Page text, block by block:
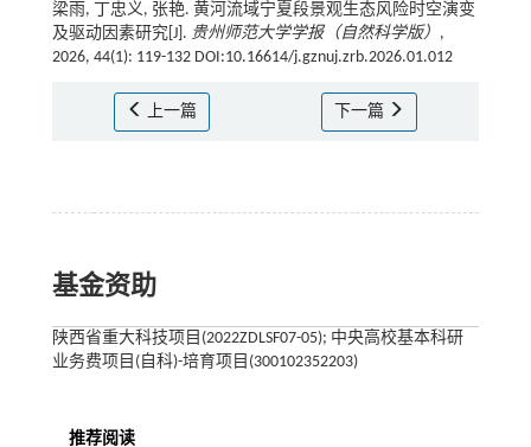
梁雨, 丁忠义, 张艳. 黄河流域宁夏段景观生态风险时空演变
及驱动因素研究[J]. 贵州师范大学学报（自然科学版） ,
2026, 44(1): 119-132 DOI:10.16614/j.gznuj.zrb.2026.01.012
上一篇 下一篇
基金资助
陕西省重大科技项目(2022ZDLSF07-05); 中央高校基本科研
业务费项目(自科)-培育项目(300102352203)